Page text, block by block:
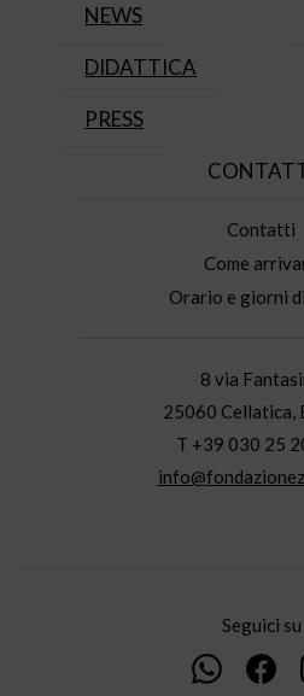
NEWS
DIDATTICA
PRESS
Contatti
Come
Orario e giorni
8 via
25060 Cellatica,
T +39 030 25
Seguici su